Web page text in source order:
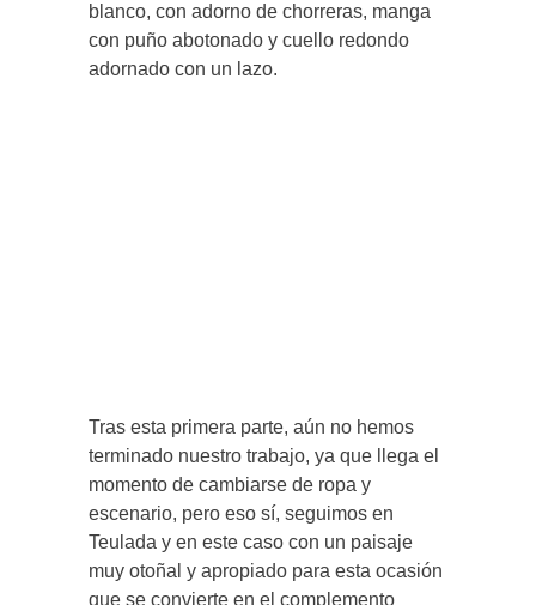
blanco, con adorno de chorreras, manga
con puño abotonado y cuello redondo
adornado con un lazo.
Tras esta primera parte, aún no hemos
terminado nuestro trabajo, ya que llega el
momento de cambiarse de ropa y
escenario, pero eso sí, seguimos en
Teulada y en este caso con un paisaje
muy otoñal y apropiado para esta ocasión
que se convierte en el complemento